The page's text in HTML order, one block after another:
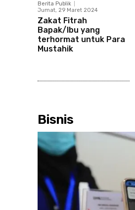
Berita Publik
Jumat, 29 Maret 2024
Zakat Fitrah
Bapak/Ibu yang
terhormat untuk Para
Mustahik
Bisnis